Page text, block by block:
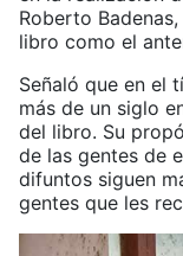
Roberto
libro como el
Señaló que en el
más de un siglo
del libro. Su
de las gentes de
difuntos siguen
gentes que les